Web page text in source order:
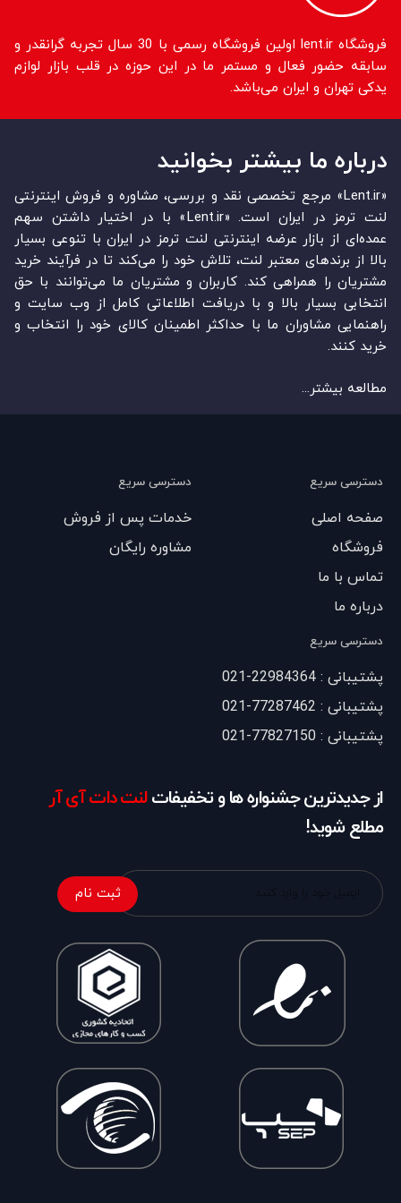
فروشگاه lent.ir اولین فروشگاه رسمی با 30 سال تجربه گرانقدر و
سابقه حضور فعال و مستمر ما در این حوزه در قلب بازار لوازم
یدکی تهران و ایران می‌باشد.
درباره ما بیشتر بخوانید
«Lent.ir» مرجع تخصصی نقد و بررسی، مشاوره و فروش اینترنتی
لنت ترمز در ایران است. «Lent.ir» با در اختیار داشتن سهم
عمده‏‌ای از بازار عرضه اینترنتی لنت ترمز در ایران با تنوعی بسیار
بالا از برندهای معتبر لنت، تلاش خود را می‌‏‏کند تا در فرآیند خرید
مشتریان را همراهی کند. کاربران و مشتریان ما می‏‏‌توانند با حق
انتخابی بسیار بالا و با دریافت اطلاعاتی کامل از وب سایت و
راهنمایی مشاوران ما با حداکثر اطمینان کالای خود را انتخاب و
خرید کنند.
مطالعه بیشتر...
دسترسی سریع
صفحه اصلی
فروشگاه
تماس با ما
درباره ما
دسترسی سریع
خدمات پس از فروش
مشاوره رایگان
دسترسی سریع
پشتیبانی : 22984364-021
پشتیبانی : 77287462-021
پشتیبانی : 77827150-021
از جدیدترین جشنواره ها و تخفیفاتلنت دات آی آر
مطلع شوید!
ثبت نام